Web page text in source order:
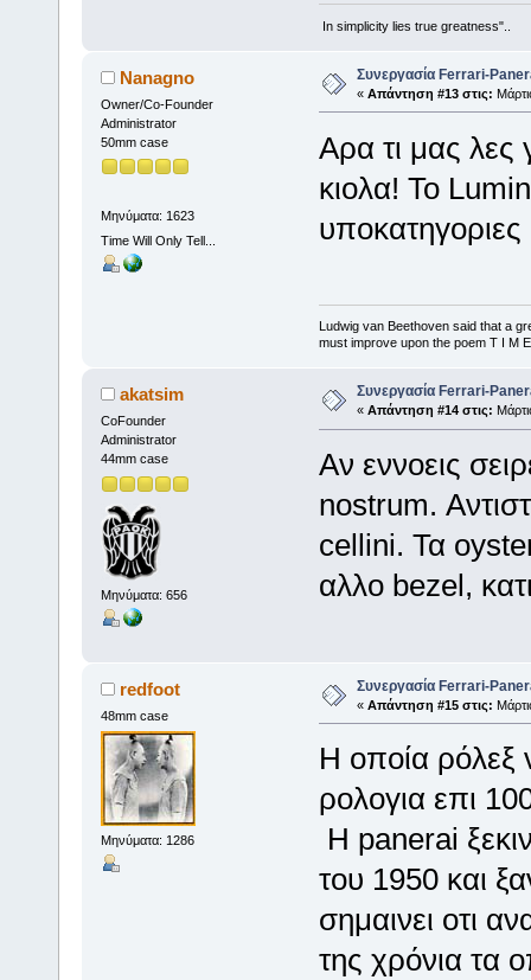
In simplicity lies true greatness"..
Nanagno
Owner/Co-Founder
Administrator
50mm case
Μηνύματα: 1623
Time Will Only Tell...
Συνεργασία Ferrari-
« Απάντηση #13 στις:
Αρα τι μας λες
κιολα! Το
Ludwig van Beethoven said that a
must improve upon the poem T I M
akatsim
CoFounder
Administrator
44mm case
Μηνύματα: 656
Συνεργασία Ferrari-
« Απάντηση #14 στις:
Αν εννοεις
nostrum.
cellini. Τα
αλλο bezel,
redfoot
48mm case
Μηνύματα: 1286
Συνεργασία Ferrari-
« Απάντηση #15 στις:
Η οποία
ρολογια επι
Η panerai
του 1950 και
σημαινει οτι
της χρόνια τα